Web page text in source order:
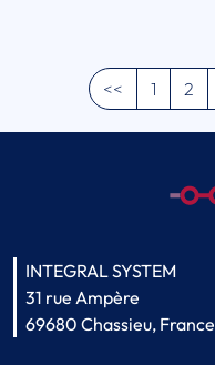
<< 1 2
INTEGRAL SYSTEM
31 rue Ampère
69680 Chassieu, France